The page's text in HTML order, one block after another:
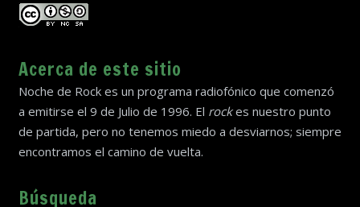
Acerca de este sitio
Noche de Rock es un programa radiofónico que comenzó
a emitirse el 9 de Julio de 1996. El rockes nuestro punto
de partida, pero no tenemos miedo a desviarnos; siempre
encontramos el camino de vuelta.
Búsqueda